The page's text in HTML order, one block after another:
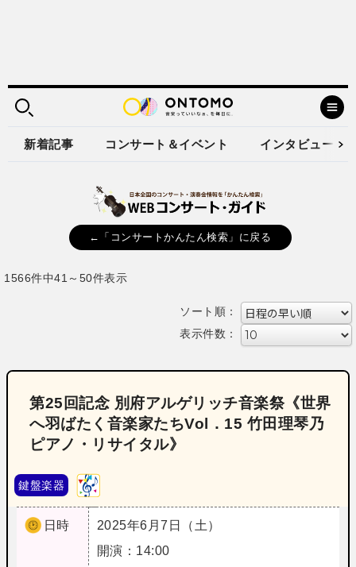
新着記事 コンサート＆イベント インタビュー
←「コンサートかんたん検索」に戻る
1566件中41～50件表示
ソート順：
表示件数：
第25回記念 別府アルゲリッチ音楽祭《世界
へ羽ばたく音楽家たちVol．15 竹田理琴乃
ピアノ・リサイタル》
鍵盤楽器
日時
2025年6月7日（土）
開演：14:00